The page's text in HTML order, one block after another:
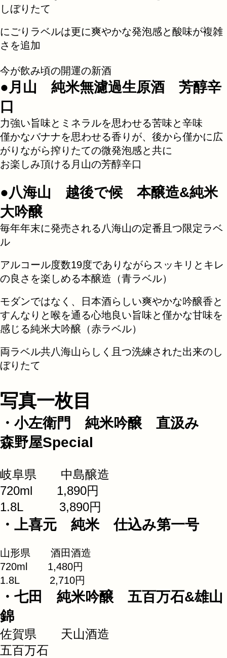
しぼりたて
にごりラベルは更に爽やかな発泡感と酸味が複雑
さを追加
今が飲み頃の開運の新酒
●月山 純米無濾過生原酒 芳醇辛
口
力強い旨味とミネラルを思わせる苦味と辛味
僅かなバナナを思わせる香りが、 後から僅かに広
がりながら搾りたての微発泡感と共に
お楽しみ頂ける月山の芳醇辛口
●八海山 越後で候 本醸造&純米
大吟醸
毎年年末に発売される八海山の定番且つ限定ラベ
ル
アルコール度数19度でありながらスッキリとキレ
の良さを楽しめる本醸造（青ラベル）
モダンではなく、日本酒らしい爽やかな吟醸香と
すんなりと喉を通る心地良い旨味と僅かな甘味を
感じる純米大吟醸（赤ラベル）
両ラベル共八海山らしく且つ洗練された出来のし
ぼりたて
写真一枚目
・小左衛門 純米吟醸 直汲み
森野屋Special
岐阜県 中島醸造
720ml 1,890円
1.8L 3,890円
・上喜元 純米 仕込み第一号
山形県 酒田酒造
720ml 1,480円
1.8L 2,710円
・七田 純米吟醸 五百万石&雄山
錦
佐賀県 天山酒造
五百万石